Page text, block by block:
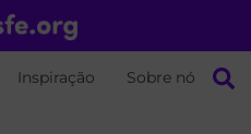
Inspiração Sobre nós